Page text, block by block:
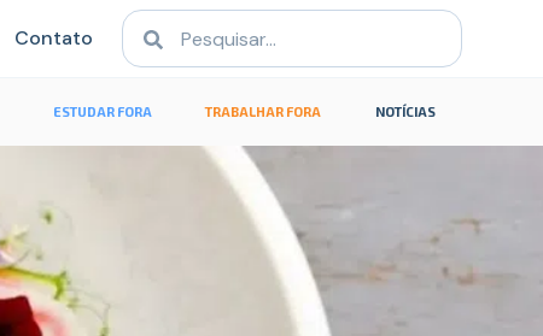
Contato
ESTUDAR FORA TRABALHAR FORA NOTÍCIAS